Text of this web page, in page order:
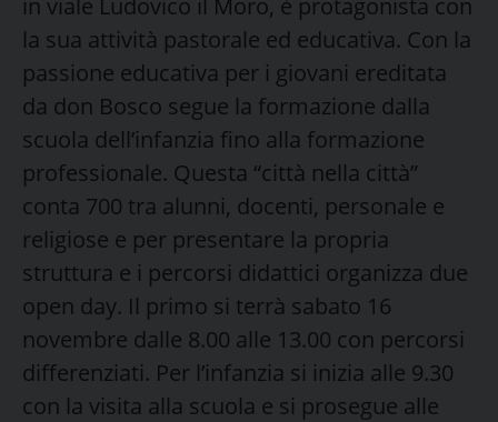
la sua attività pastorale ed educativa. Con la
passione educativa per i giovani ereditata
da don Bosco segue la formazione dalla
scuola dell’infanzia fino alla formazione
professionale. Questa “città nella città”
conta 700 tra alunni, docenti, personale e
religiose e per presentare la propria
struttura e i percorsi didattici organizza due
open day. Il primo si terrà sabato 16
novembre dalle 8.00 alle 13.00 con percorsi
differenziati. Per l’infanzia si inizia alle 9.30
con la visita alla scuola e si prosegue alle